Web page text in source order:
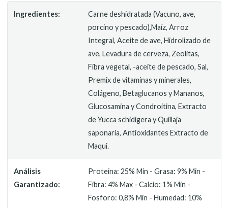
Ingredientes:
Carne deshidratada (Vacuno, ave,
porcino y pescado),Maíz, Arroz
Integral, Aceite de ave, Hidrolizado de
ave, Levadura de cerveza, Zeolitas,
Fibra vegetal, -aceite de pescado, Sal,
Premix de vitaminas y minerales,
Colágeno, Betaglucanos y Mananos,
Glucosamina y Condroitina, Extracto
de Yucca schidigera y Quillaja
saponaria, Antioxidantes Extracto de
Maqui.
Análisis
Garantizado:
Proteina: 25% Min - Grasa: 9% Min -
Fibra: 4% Max - Calcio: 1% Min -
Fosforo: 0,8% Min - Humedad: 10%